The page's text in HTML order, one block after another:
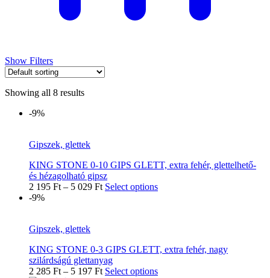
Show Filters
Showing all 8 results
-9%
Gipszek, glettek
KING STONE 0-10 GIPS GLETT, extra fehér, glettelhető-
és hézagolható gipsz
2 195 Ft – 5 029 Ft Select options
-9%
Gipszek, glettek
KING STONE 0-3 GIPS GLETT, extra fehér, nagy
szilárdságú glettanyag
2 285 Ft – 5 197 Ft Select options